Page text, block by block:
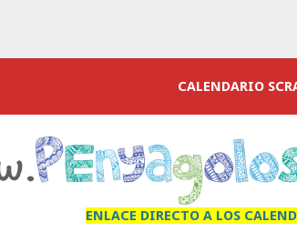
CALENDARIO
ENLACE DIRECTO A LOS